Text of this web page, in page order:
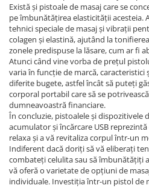
Există și pistoale de masaj care se
pe îmbunătățirea elasticității acesteia.
tehnici speciale de masaj și vibrații
colagen și elastină, ajutând la
zonele predispuse la lăsare, cum ar fi
Atunci când vine vorba de prețul
varia în funcție de marcă,
diferite bugete, astfel încât să puteți
corporal portabil care să se
dumneavoastră financiare.
În concluzie, pistoalele și dispozitivele
acumulator și încărcare USB
relaxa și a vă revitaliza corpul într-un
Indiferent dacă doriți să vă eliberați
combateți celulita sau să îmbunătățiți
vă oferă o varietate de opțiuni de
individuale. Investiția într-un pistol de